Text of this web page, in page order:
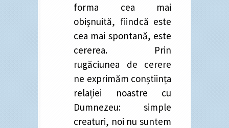
forma cea mai
obișnuită, fiindcă este
cea mai spontană, este
cererea. Prin
rugăciunea de cerere
ne exprimăm conștiința
relației noastre cu
Dumnezeu: simple
creaturi, noi nu suntem